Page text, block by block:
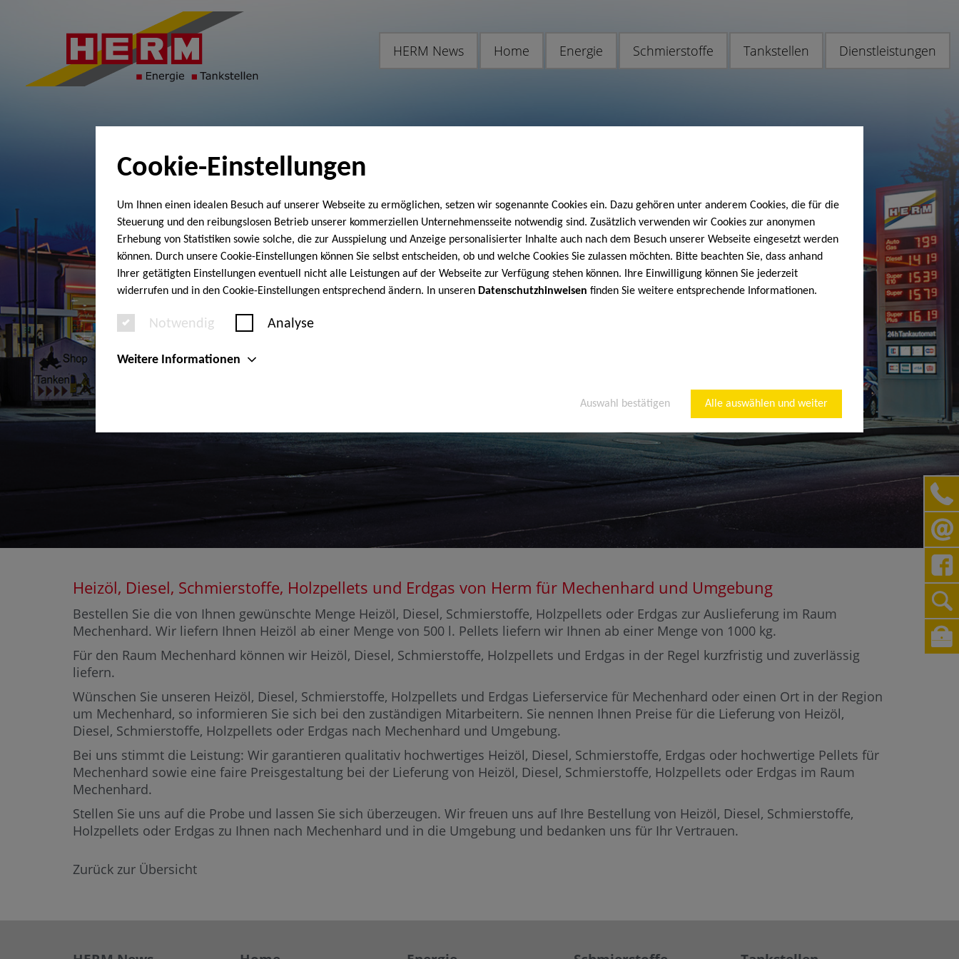
Cookie-Einstellungen
Um Ihnen einen idealen Besuch auf unserer Webseite zu ermöglichen, setzen wir sogenannte Cookies ein. Dazu gehören unter anderem Cookies, die für die
Steuerung und den reibungslosen Betrieb unserer kommerziellen Unternehmensseite notwendig sind. Zusätzlich verwenden wir Cookies zur anonymen
Erhebung von Statistiken sowie solche, die zur Ausspielung und Anzeige personalisierter Inhalte auch nach dem Besuch unserer Webseite eingesetzt werden
können. Durch unsere Cookie-Einstellungen können Sie selbst entscheiden, ob und welche Cookies Sie zulassen möchten. Bitte beachten Sie, dass anhand
Ihrer getätigten Einstellungen eventuell nicht alle Leistungen auf der Webseite zur Verfügung stehen können. Ihre Einwilligung können Sie jederzeit
widerrufen und in den Cookie-Einstellungen entsprechend ändern. In unseren Datenschutzhinweisen finden Sie weitere entsprechende Informationen.
Notwendig Analyse
Weitere Informationen
Auswahl bestätigen Alle auswählen und weiter
HERM News Home Energie Schmierstoffe Tankstellen Dienstleistungen
Heizöl, Diesel, Schmierstoffe, Holzpellets und Erdgas von Herm für Mechenhard und Umgebung
Bestellen Sie die von Ihnen gewünschte Menge Heizöl, Diesel, Schmierstoffe, Holzpellets oder Erdgas zur Auslieferung im Raum
Mechenhard. Wir liefern Ihnen Heizöl ab einer Menge von 500 l. Pellets liefern wir Ihnen ab einer Menge von 1000 kg.
Für den Raum Mechenhard können wir Heizöl, Diesel, Schmierstoffe, Holzpellets und Erdgas in der Regel kurzfristig und zuverlässig
liefern.
Wünschen Sie unseren Heizöl, Diesel, Schmierstoffe, Holzpellets und Erdgas Lieferservice für Mechenhard oder einen Ort in der Region
um Mechenhard, so informieren Sie sich bei den zuständigen Mitarbeitern. Sie nennen Ihnen Preise für die Lieferung von Heizöl,
Diesel, Schmierstoffe, Holzpellets oder Erdgas nach Mechenhard und Umgebung.
Bei uns stimmt die Leistung: Wir garantieren qualitativ hochwertiges Heizöl, Diesel, Schmierstoffe, Erdgas oder hochwertige Pellets für
Mechenhard sowie eine faire Preisgestaltung bei der Lieferung von Heizöl, Diesel, Schmierstoffe, Holzpellets oder Erdgas im Raum
Mechenhard.
Stellen Sie uns auf die Probe und lassen Sie sich überzeugen. Wir freuen uns auf Ihre Bestellung von Heizöl, Diesel, Schmierstoffe,
Holzpellets oder Erdgas zu Ihnen nach Mechenhard und in die Umgebung und bedanken uns für Ihr Vertrauen.
Zurück zur Übersicht